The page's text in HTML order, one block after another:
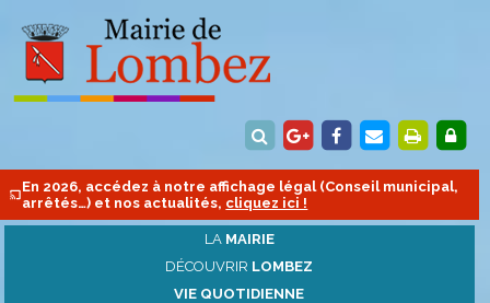
En 2026, accédez à notre affichage légal (Conseil municipal,
arrêtés…) et nos actualités, cliquez ici !
LA MAIRIE
DÉCOUVRIR LOMBEZ
VIE QUOTIDIENNE